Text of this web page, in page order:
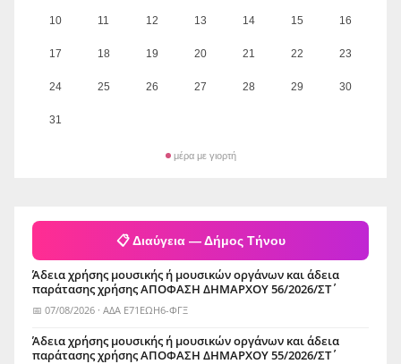
10 11 12 13 14 15 16
17 18 19 20 21 22 23
24 25 26 27 28 29 30
31
μέρα με γιορτή
📋 Διαύγεια — Δήμος Τήνου
Άδεια χρήσης μουσικής ή μουσικών οργάνων και άδεια
παράτασης χρήσης ΑΠΟΦΑΣΗ ΔΗΜΑΡΧΟΥ 56/2026/ΣΤ΄
📅 07/08/2026 · ΑΔΑ Ε71ΕΩΗ6-ΦΓΞ
Άδεια χρήσης μουσικής ή μουσικών οργάνων και άδεια
παράτασης χρήσης ΑΠΟΦΑΣΗ ΔΗΜΑΡΧΟΥ 55/2026/ΣΤ΄